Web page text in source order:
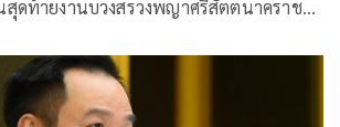
ดท้ายงานบวงสรวงพญาศรีสัตตนาคราช